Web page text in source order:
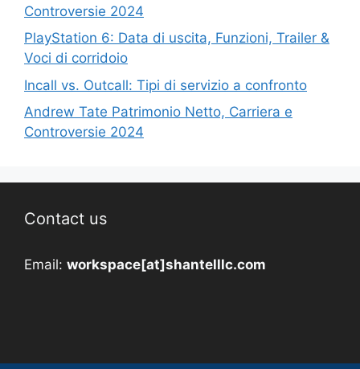
Controversie 2024
PlayStation 6: Data di uscita, Funzioni, Trailer &
Voci di corridoio
Incall vs. Outcall: Tipi di servizio a confronto
Andrew Tate Patrimonio Netto, Carriera e
Controversie 2024
Contact us
Email: workspace[at]shantelllc.com